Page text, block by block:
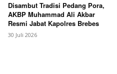
Disambut Tradisi Pedang Pora,
AKBP Muhammad Ali Akbar
Resmi Jabat Kapolres Brebes
30 Juli 2026